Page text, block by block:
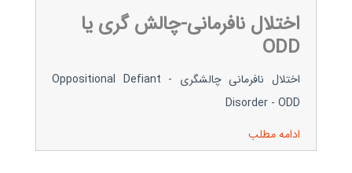
اختلال نافرمانی-چالش گری یا
ODD
اختلال نافرمانی چالشگری - Oppositional Defiant
Disorder - ODD
ادامه مطلب